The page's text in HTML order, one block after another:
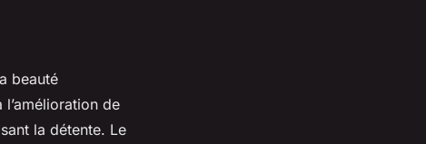
beauté
de
la détente. Le